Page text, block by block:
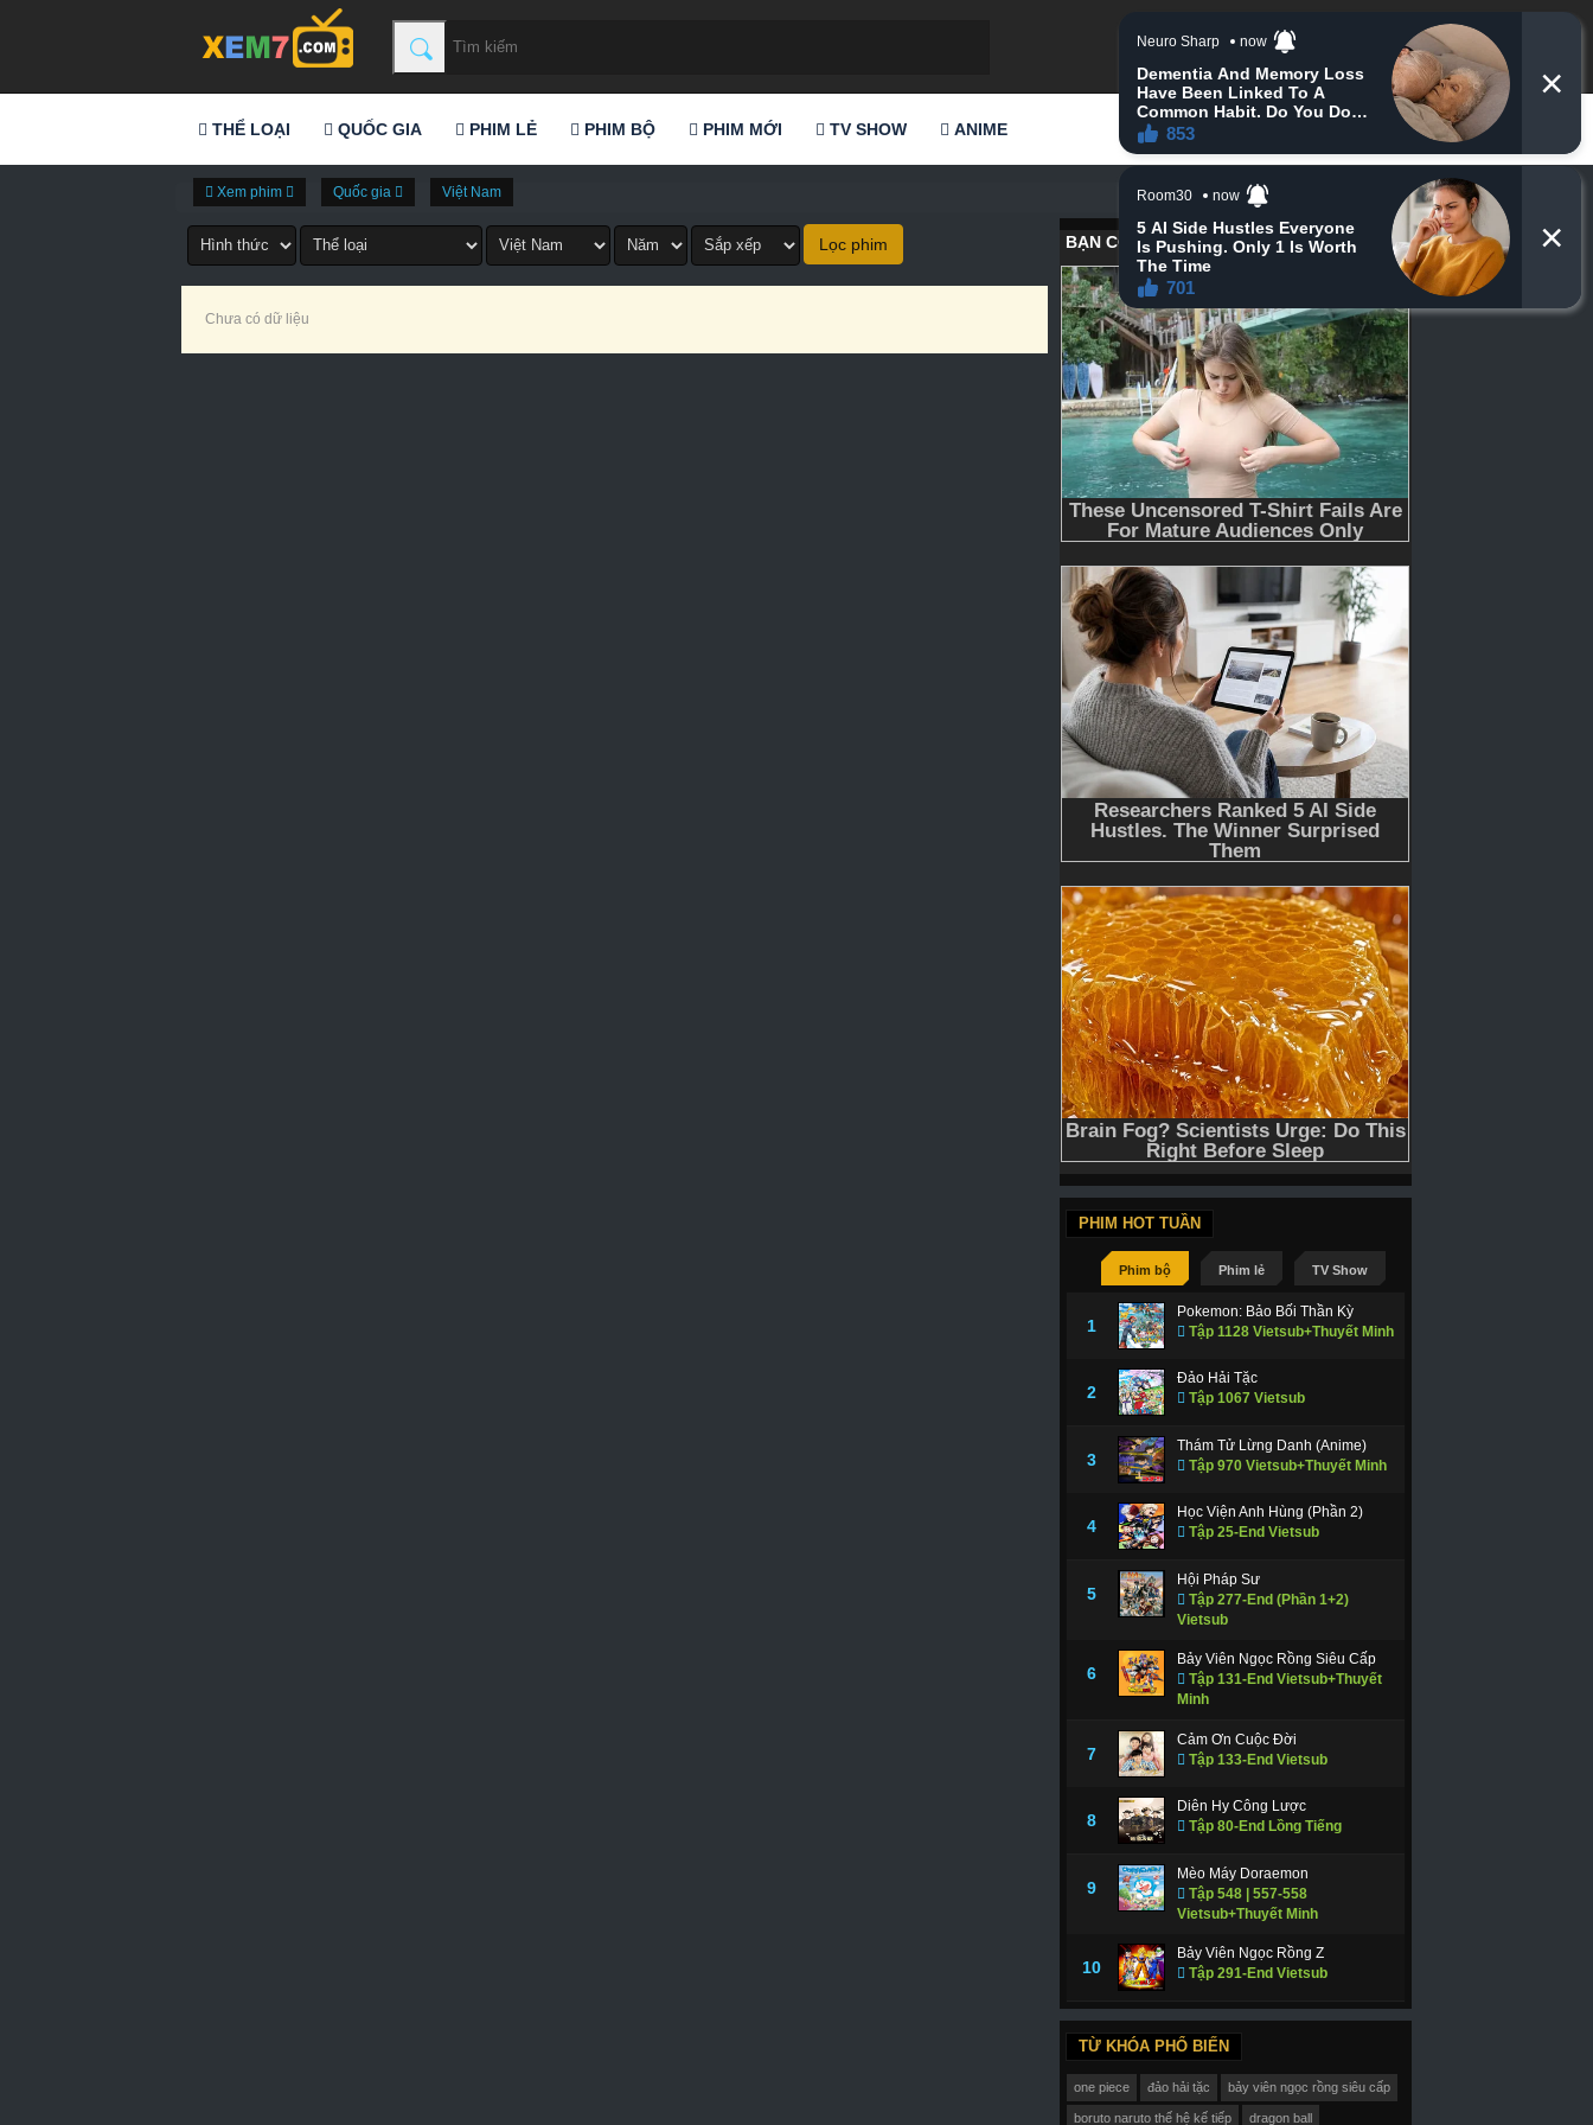
THỂ LOẠI QUỐC GIA PHIM LẺ PHIM BỘ PHIM MỚI TV SHOW ANIME
Xem phim Quốc gia Việt Nam
Chưa có dữ liệu
PHIM HOT TUẦN
Phim bộ Phim lẻ TV Show
1
Pokemon: Bảo Bối Thần Kỳ
Tập 1128 Vietsub+Thuyết Minh
2
Đảo Hải Tặc
Tập 1067 Vietsub
3
Thám Tử Lừng Danh (Anime)
Tập 970 Vietsub+Thuyết Minh
4
Học Viện Anh Hùng (Phần 2)
Tập 25-End Vietsub
5
Hội Pháp Sư
Tập 277-End (Phần 1+2)
Vietsub
6
Bảy Viên Ngọc Rồng Siêu Cấp
Tập 131-End Vietsub+Thuyết
Minh
7
Cảm Ơn Cuộc Đời
Tập 133-End Vietsub
8
Diên Hy Công Lược
Tập 80-End Lồng Tiếng
9
Mèo Máy Doraemon
Tập 548 | 557-558
Vietsub+Thuyết Minh
10
Bảy Viên Ngọc Rồng Z
Tập 291-End Vietsub
TỪ KHÓA PHỔ BIẾN
one piece đảo hải tặc bảy viên ngọc rồng siêu cấp
boruto naruto thế hệ kế tiếp dragon ball